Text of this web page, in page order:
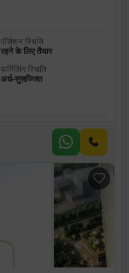
पॉसेशन स्थिति
रहने के लिए तैयार
फर्निशिंग स्थिति
अर्ध-सुसज्जित